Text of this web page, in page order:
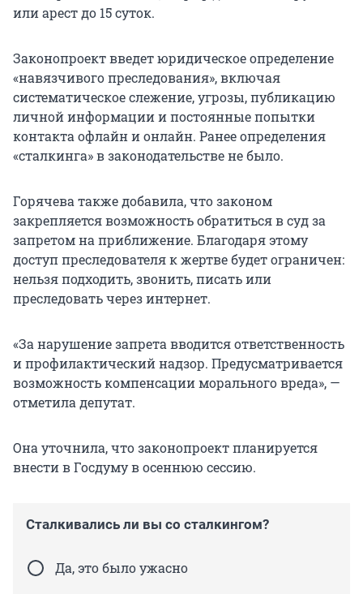
или арест до 15 суток.
Законопроект введет юридическое определение
«навязчивого преследования», включая
систематическое слежение, угрозы, публикацию
личной информации и постоянные попытки
контакта офлайн и онлайн. Ранее определения
«сталкинга» в законодательстве не было.
Горячева также добавила, что законом
закрепляется возможность обратиться в суд за
запретом на приближение. Благодаря этому
доступ преследователя к жертве будет ограничен:
нельзя подходить, звонить, писать или
преследовать через интернет.
«За нарушение запрета вводится ответственность
и профилактический надзор. Предусматривается
возможность компенсации морального вреда», —
отметила депутат.
Она уточнила, что законопроект планируется
внести в Госдуму в осеннюю сессию.
Сталкивались ли вы со сталкингом?
Да, это было ужасно